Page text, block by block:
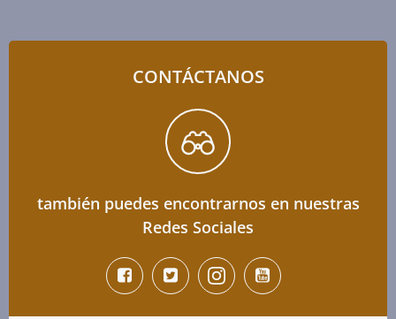
CONTÁCTANOS
también puedes encontrarnos en nuestras
Redes Sociales